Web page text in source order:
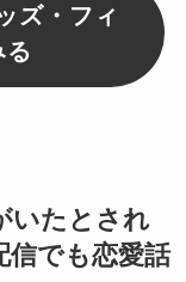
ズ・フィ
いたとされ
でも恋愛話